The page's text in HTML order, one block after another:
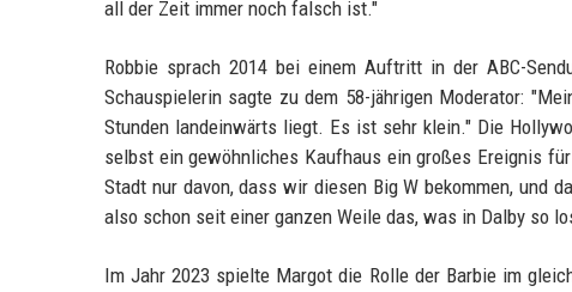
all der Zeit immer noch falsch ist."
Robbie sprach 2014 bei einem Auftritt in der ABC-
Schauspielerin sagte zu dem 58-jährigen Moderator:
Stunden landeinwärts liegt. Es ist sehr klein." Die
selbst ein gewöhnliches Kaufhaus ein großes Ereignis
Stadt nur davon, dass wir diesen Big W bekommen, und
also schon seit einer ganzen Weile das, was in Dalby so
Im Jahr 2023 spielte Margot die Rolle der Barbie im